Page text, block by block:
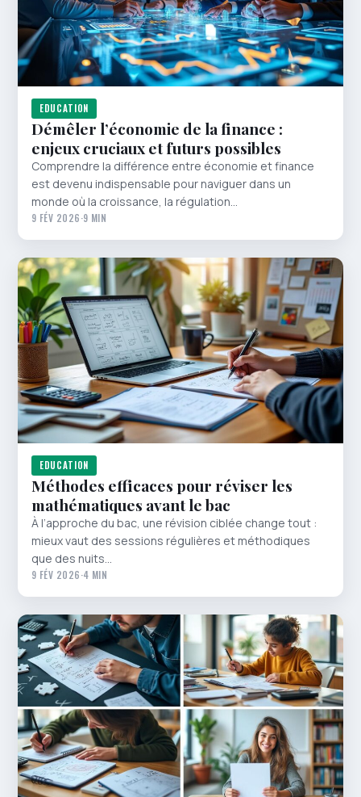
EDUCATION
Démêler l’économie de la finance :
enjeux cruciaux et futurs possibles
Comprendre la différence entre économie et finance
est devenu indispensable pour naviguer dans un
monde où la croissance, la régulation…
9 FÉV 2026·9 MIN
EDUCATION
Méthodes efficaces pour réviser les
mathématiques avant le bac
À l’approche du bac, une révision ciblée change tout :
mieux vaut des sessions régulières et méthodiques
que des nuits…
9 FÉV 2026·4 MIN